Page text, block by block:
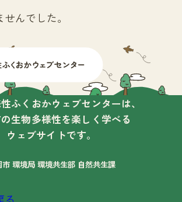
んでした。
ふくおかウェブセンターは、
生物多様性を楽しく学べる
ウェブサイトです。
市 環境局 環境共生部 自然共生課